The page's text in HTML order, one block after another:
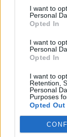
I want to
Personal
Opted In
I want to
Personal
Opted In
I want to
Retention,
Personal
Purposes
Opted Out
Kalėjimo
nesėstų tik
Žinios |
Pareigūnai
kandidatę į
Žinios | Kriminalai